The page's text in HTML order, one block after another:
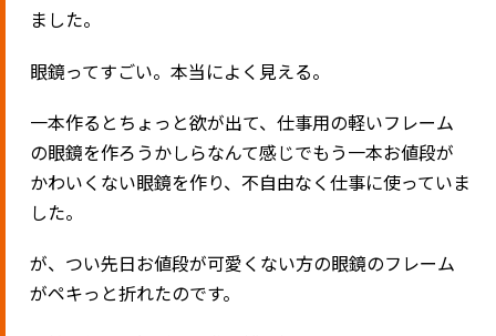
ました。
眼鏡ってすごい。本当によく見える。
一本作るとちょっと欲が出て、仕事用の軽いフレーム
の眼鏡を作ろうかしらなんて感じでもう一本お値段が
かわいくない眼鏡を作り、不自由なく仕事に使っていま
した。
が、つい先日お値段が可愛くない方の眼鏡のフレーム
がペキっと折れたのです。